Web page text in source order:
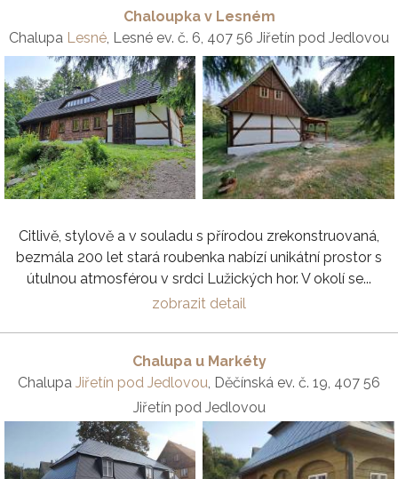
Chaloupka v Lesném
Chalupa Lesné, Lesné ev. č. 6, 407 56 Jiřetín pod Jedlovou
Citlivě, stylově a v souladu s přírodou zrekonstruovaná,
bezmála 200 let stará roubenka nabízí unikátní prostor s
útulnou atmosférou v srdci Lužických hor. V okolí se...
zobrazit detail
Chalupa u Markéty
Chalupa Jiřetín pod Jedlovou, Děčínská ev. č. 19, 407 56
Jiřetín pod Jedlovou